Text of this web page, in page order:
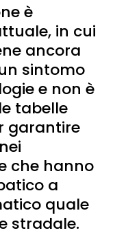
è
in cui
ancora
sintomo
e non è
tabelle
garantire
che hanno
a
quale
stradale.